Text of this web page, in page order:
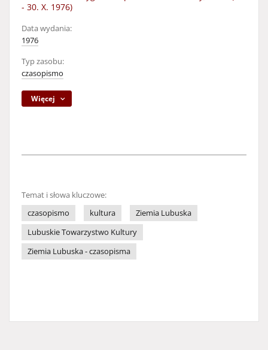
- 30. X. 1976)
Data wydania:
1976
Typ zasobu:
czasopismo
Więcej
Temat i słowa kluczowe:
czasopismo
kultura
Ziemia Lubuska
Lubuskie Towarzystwo Kultury
Ziemia Lubuska - czasopisma